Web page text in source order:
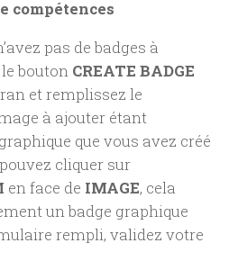
compétences
pas de badges à
bouton CREATE BADGE
et remplissez le
à ajouter étant
que vous avez créé
cliquer sur
en face de IMAGE, cela
un badge graphique
rempli, validez votre